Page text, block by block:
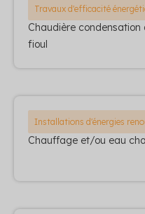
Travaux d'efficacité
Chaudière
fioul
Installations d'énergies
Chauffage et/ou eau